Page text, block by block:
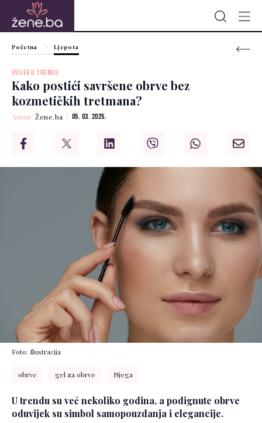
Početna Ljepota
UVIJEK U TRENDU
Kako postići savršene obrve bez
kozmetičkih tretmana?
Autor:Žene.ba 05. 03. 2025.
Foto: Ilustracija
obrve gel za obrve Njega
U trendu su već nekoliko godina, a podignute obrve
oduvijek su simbol samopouzdanja i elegancije.